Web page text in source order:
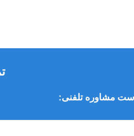
می‌باشد.
است که با کمترین فشار بتوان تابلت را
مشاوره تلفنی: